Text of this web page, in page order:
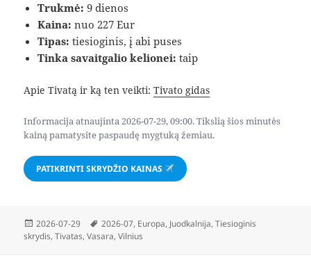
Trukmė: 9 dienos
Kaina: nuo 227 Eur
Tipas: tiesioginis, į abi puses
Tinka savaitgalio kelionei: taip
Apie Tivatą ir ką ten veikti:Tivato gidas
Informacija atnaujinta 2026-07-29, 09:00. Tikslią šios minutės
kainą pamatysite paspaudę mygtuką žemiau.
PATIKRINTI SKRYDŽIO KAINAS
Paskelbta
2026-07-29 Žymos
2026-07, Europa, Juodkalnija,Tiesioginis
skrydis,Tivatas,Vasara,Vilnius